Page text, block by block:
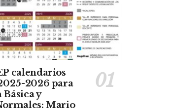
calendarios
2026 para
y
Mario